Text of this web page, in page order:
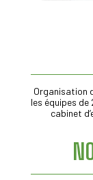
Organisation
les équipes
cabinet